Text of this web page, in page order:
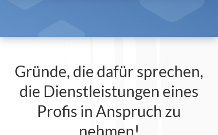
Gründe, die dafür sprechen,
die Dienstleistungen eines
Profis in Anspruch zu
nehmen!